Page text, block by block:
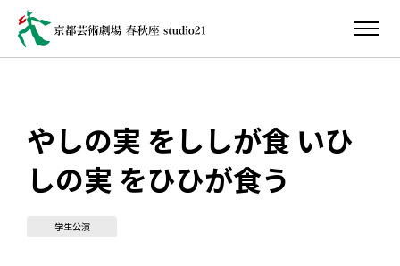
やしの実 をししが食 いひ
しの実 をひひが食う
学生公演